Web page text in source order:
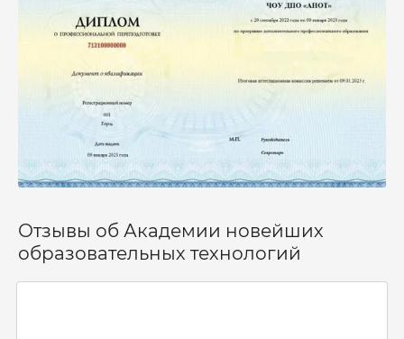
Отзывы об Академии новейших
образовательных технологий